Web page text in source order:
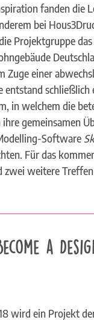
fanden die
bei
Projektgruppe
Zuge einer
entstand schließlich
in welchem die
gemeinsamen
Software
Für das
zwei weitere
a
wird ein Projekt